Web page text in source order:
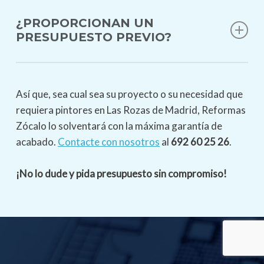
CAPACITADOS Y ASEGURADOS?
Sí, todos nuestros pintores en Las Rozas están
¿PROPORCIONAN UN
PRESUPUESTO PREVIO?
detallados para cada proyecto de pintura en Las
Rozas. Nuestro equipo evaluará tus necesidades y
requerimientos, y te proporcionará un presupuesto
claro y transparente antes de comenzar cualquier
Así que, sea cual sea su proyecto o su necesidad que
requiera pintores en Las Rozas de Madrid, Reformas
Zócalo lo solventará con la máxima garantía de
acabado. Contacte con nosotros al 692 60 25 26.
¡No lo dude y pida presupuesto sin compromiso!